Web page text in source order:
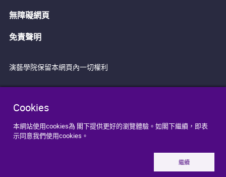
Cookies
本網站使用cookies為 閣下提供更好的瀏覽體驗。如閣下繼續，即表
示同意我們使用cookies。
繼續
無障礙網頁
免責聲明
演藝學院保留本網頁內一切權利